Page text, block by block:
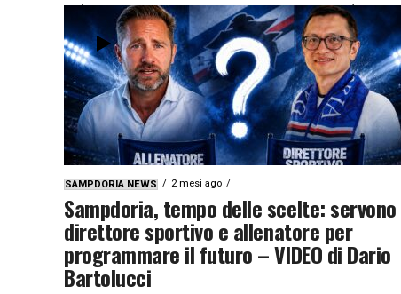
imboccato una nuova e promettente strada
strategica...
SAMPDORIA NEWS 2 mesi ago
Sampdoria, tempo delle scelte: servono
direttore sportivo e allenatore per
programmare il futuro – VIDEO di Dario
Bartolucci